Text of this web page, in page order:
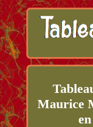
Maurice